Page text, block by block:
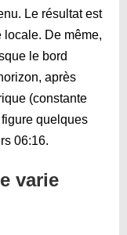
Le résultat est
De même,
le bord
après
(constante
quelques
06:16.
varie